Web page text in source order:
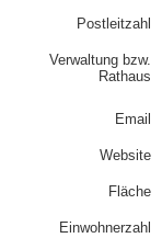
Postleitzahl
Verwaltung bzw.
Rathaus
Email
Website
Fläche
Einwohnerzahl